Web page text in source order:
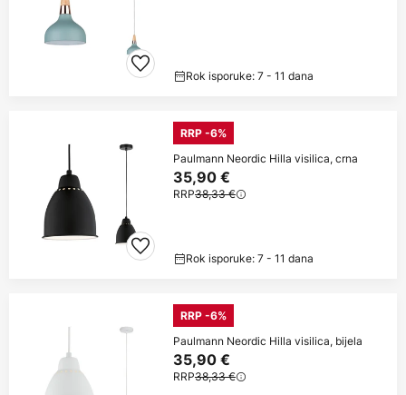
Rok isporuke: 7 - 11 dana
RRP -6%
Paulmann Neordic Hilla visilica, crna
35,90 €
RRP38,33 €
Rok isporuke: 7 - 11 dana
RRP -6%
Paulmann Neordic Hilla visilica, bijela
35,90 €
RRP38,33 €